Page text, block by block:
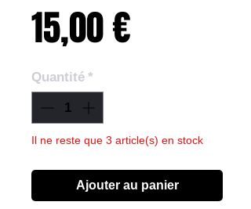
15,00 €
Quantité *
Il ne reste que 3 article(s) en stock
Ajouter au panier